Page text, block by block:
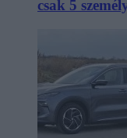
csak 5